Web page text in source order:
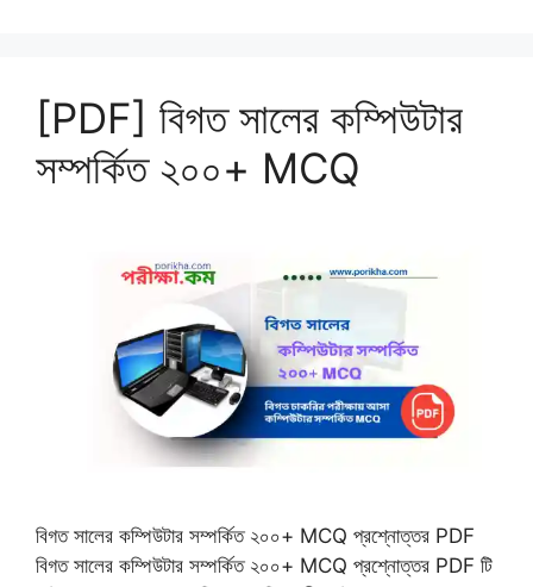
[PDF] বিগত সালের কম্পিউটার
সম্পর্কিত ২০০+ MCQ
বিগত সালের কম্পিউটার সম্পর্কিত ২০০+ MCQ প্রশ্নোত্তর PDF
বিগত সালের কম্পিউটার সম্পর্কিত ২০০+ MCQ প্রশ্নোত্তর PDF টি